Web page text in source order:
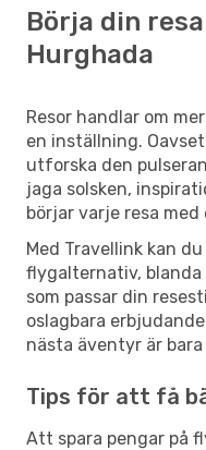
Börja din
Hurghada
Resor handlar om
en inställning.
utforska den
jaga solsken,
börjar varje resa med
Med Travellink kan
flygalternativ, blanda
som passar din
oslagbara
nästa äventyr är
Tips för att få
Att spara pengar på